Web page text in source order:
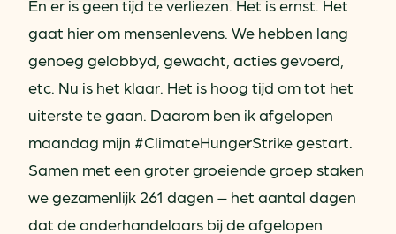
En er is geen tijd te verliezen. Het is ernst. Het
gaat hier om mensenlevens. We hebben lang
genoeg gelobbyd, gewacht, acties gevoerd,
etc. Nu is het klaar. Het is hoog tijd om tot het
uiterste te gaan. Daarom ben ik afgelopen
maandag mijn #ClimateHungerStrike gestart.
Samen met een groter groeiende groep staken
we gezamenlijk 261 dagen – het aantal dagen
dat de onderhandelaars bij de afgelopen